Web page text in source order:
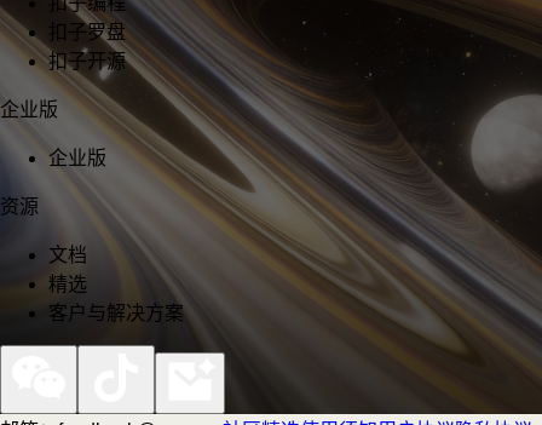
扣子罗盘
扣子开源
企业版
企业版
资源
文档
精选
客户与解决方案